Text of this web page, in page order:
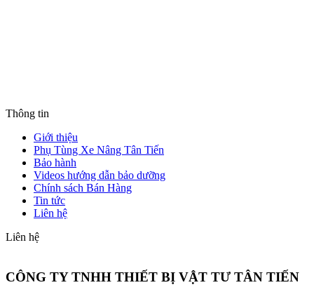
Thông tin
Giới thiệu
Phụ Tùng Xe Nâng Tân Tiến
Bảo hành
Videos hướng dẫn bảo dưỡng
Chính sách Bán Hàng
Tin tức
Liên hệ
Liên hệ
CÔNG TY TNHH THIẾT BỊ VẬT TƯ TÂN TIẾN